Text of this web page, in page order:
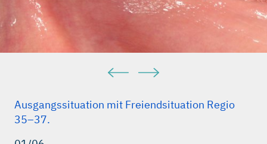
Ausgangssituation mit Freiendsituation Regio
35–37.